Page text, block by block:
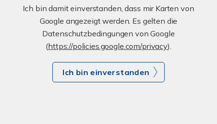
Ich bin damit einverstanden, dass mir Karten von
Google angezeigt werden. Es gelten die
Datenschutzbedingungen von Google
(https://policies.google.com/privacy).
Ich bin einverstanden